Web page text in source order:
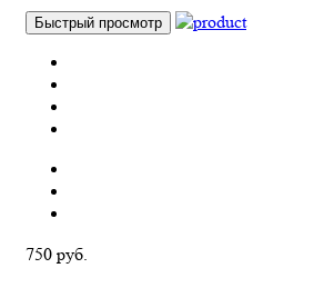
Быстрый просмотр
750 руб.